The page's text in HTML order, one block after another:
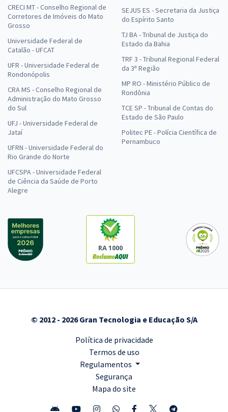
CRECI MT - Conselho Regional de
Corretores de Imóveis do Mato
Grosso
Universidade Federal de
Catalão - UFCAT
UFR - Universidade Federal de
Rondonópolis
CRA MS - Conselho Regional de
Administração do Mato Grosso
do Sul
UFJ - Universidade Federal de
Jataí
UFRN - Universidade Federal do
Rio Grande do Norte
UFCSPA - Universidade Federal
de Ciência da Saúde de Porto
Alegre
SEJUS ES - Secretaria da Justiça
do Espírito Santo
TJ BA - Tribunal de Justiça do
Estado da Bahia
TRF 3 - Tribunal Regional Federal
da 3ª Região
MP RO - Ministério Público de
Rondônia
TCE SP - Tribunal de Contas do
Estado de São Paulo
Politec PE - Polícia Científica de
Pernambuco
RA 1000
© 2012 - 2026 Gran Tecnologia e Educação S/A
Política de privacidade
Termos de uso
Regulamentos
Segurança
Mapa do site